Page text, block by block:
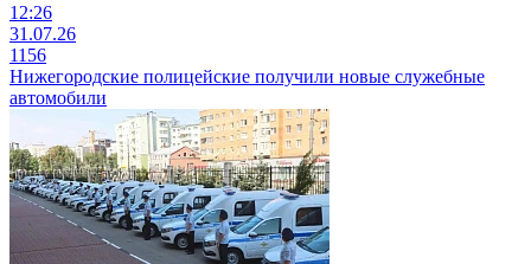
12:26
31.07.26
1156
Нижегородские полицейские получили новые служебные
автомобили